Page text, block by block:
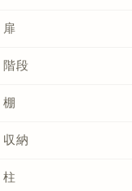
扉
階段
棚
収納
柱